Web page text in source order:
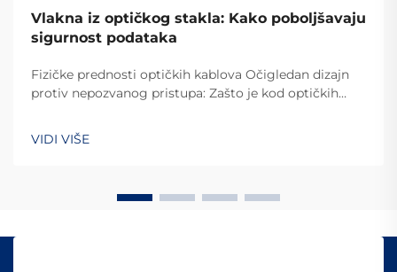
Vlakna iz optičkog stakla: Kako poboljšavaju
sigurnost podataka
Fizičke prednosti optičkih kablova Očigledan dizajn
protiv nepozvanog pristupa: Zašto je kod optičkih
kod optičkih kablova toliko teško provaliti u njihov
sistem je zato što oni prenose podatke putem
VIDI VIŠE